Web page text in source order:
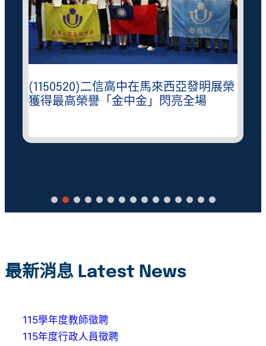
(1150520)二信高中在馬來西亞發明展榮
獲得最高榮譽「金中金」閃亮全場
最新消息 Latest News
115學年度教師徵聘
115年度行政人員徵聘